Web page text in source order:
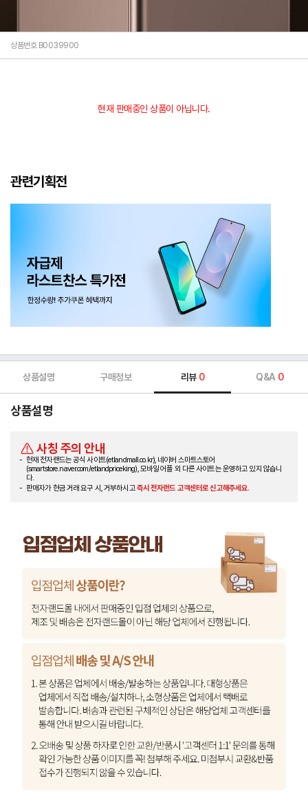
상품번호 B0039900
현재 판매중인 상품이 아닙니다.
관련기획전
상품설명 구매정보 리뷰 0 Q&A 0
상품설명
사칭 주의 안내
현재 전자랜드는 공식 사이트(etlandmall.co.kr), 네이버 스마트스토어
(smartstore.naver.com/etlandpriceking), 모바일 어플 외 다른 사이트는 운영하고 있지 않습니
다.
판매자가 현금 거래 요구 시, 거부하시고즉시 전자랜드 고객센터로 신고해주세요.